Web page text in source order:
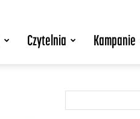
Czytelnia Kampanie